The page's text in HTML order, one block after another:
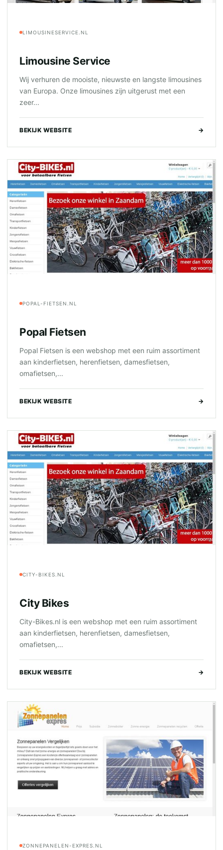
LIMOUSINESERVICE.NL
Limousine Service
Wij verhuren de mooiste, nieuwste en langste limousines
van Europa. Onze limousines zijn uitgerust met een
zeer...
BEKIJK WEBSITE →
POPAL-FIETSEN.NL
Popal Fietsen
Popal Fietsen is een webshop met een ruim assortiment
aan kinderfietsen, herenfietsen, damesfietsen,
omafietsen,...
BEKIJK WEBSITE →
CITY-BIKES.NL
City Bikes
City-Bikes.nl is een webshop met een ruim assortiment
aan kinderfietsen, herenfietsen, damesfietsen,
omafietsen,...
BEKIJK WEBSITE →
ZONNEPANELEN-EXPRES.NL